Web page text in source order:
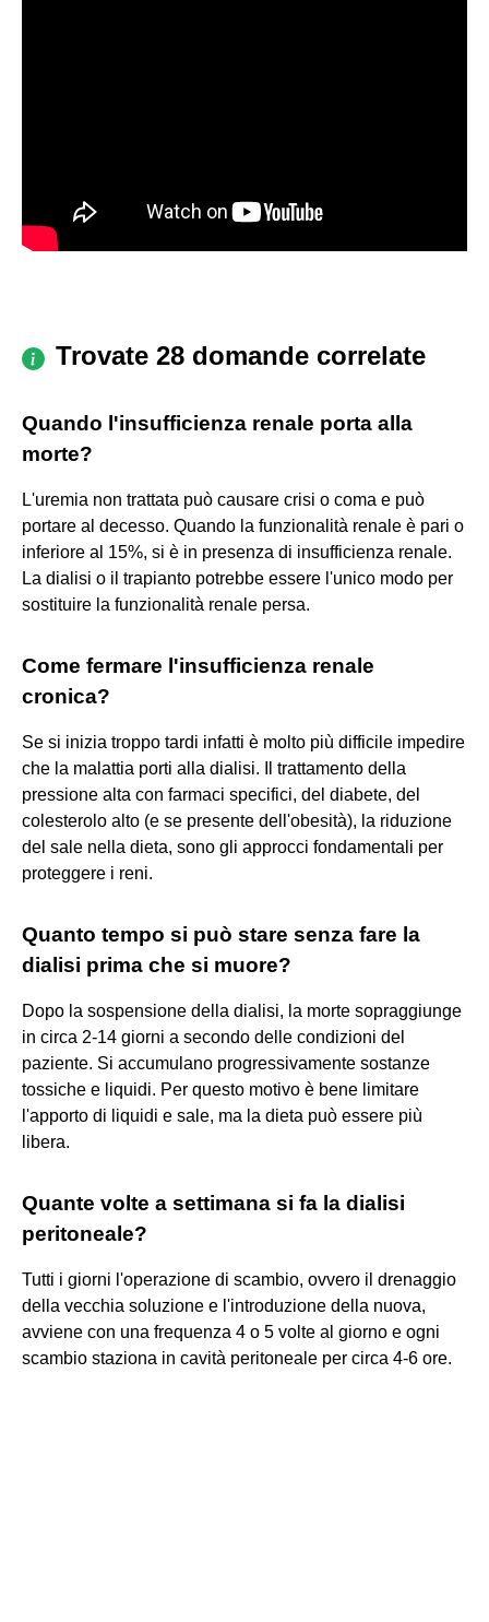
Trovate 28 domande correlate
Quando l'insufficienza renale porta alla
morte?
L'uremia non trattata può causare crisi o coma e può
portare al decesso. Quando la funzionalità renale è pari o
inferiore al 15%, si è in presenza di insufficienza renale.
La dialisi o il trapianto potrebbe essere l'unico modo per
sostituire la funzionalità renale persa.
Come fermare l'insufficienza renale
cronica?
Se si inizia troppo tardi infatti è molto più difficile impedire
che la malattia porti alla dialisi. Il trattamento della
pressione alta con farmaci specifici, del diabete, del
colesterolo alto (e se presente dell'obesità), la riduzione
del sale nella dieta, sono gli approcci fondamentali per
proteggere i reni.
Quanto tempo si può stare senza fare la
dialisi prima che si muore?
Dopo la sospensione della dialisi, la morte sopraggiunge
in circa 2-14 giorni a secondo delle condizioni del
paziente. Si accumulano progressivamente sostanze
tossiche e liquidi. Per questo motivo è bene limitare
l'apporto di liquidi e sale, ma la dieta può essere più
libera.
Quante volte a settimana si fa la dialisi
peritoneale?
Tutti i giorni l'operazione di scambio, ovvero il drenaggio
della vecchia soluzione e l'introduzione della nuova,
avviene con una frequenza 4 o 5 volte al giorno e ogni
scambio staziona in cavità peritoneale per circa 4-6 ore.